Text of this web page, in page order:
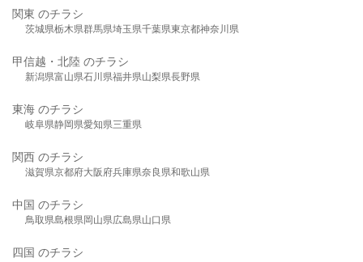
関東 のチラシ
茨城県栃木県群馬県埼玉県千葉県東京都神奈川県
甲信越・北陸 のチラシ
新潟県富山県石川県福井県山梨県長野県
東海 のチラシ
岐阜県静岡県愛知県三重県
関西 のチラシ
滋賀県京都府大阪府兵庫県奈良県和歌山県
中国 のチラシ
鳥取県島根県岡山県広島県山口県
四国 のチラシ